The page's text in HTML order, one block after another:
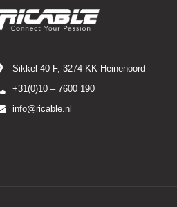
Sikkel 40 F, 3274 KK Heinenoord
+31(0)10 – 7600 190
info@ricable.nl